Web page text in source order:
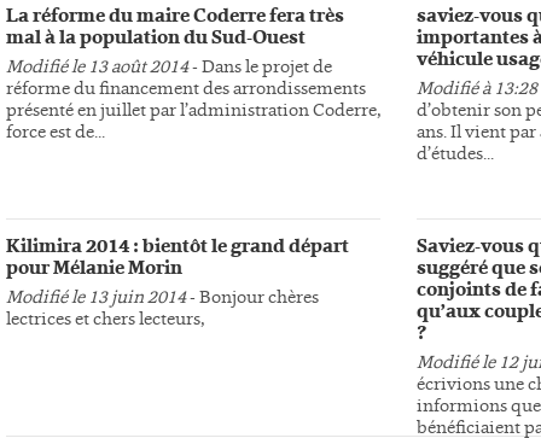
La réforme du maire Coderre fera très
mal à la population du Sud-Ouest
Modifié le 13 août 2014- Dans le projet de
réforme du financement des arrondissements
présenté en juillet par l’administration Coderre,
force est de...
Kilimira 2014 : bientôt le grand départ
pour Mélanie Morin
Modifié le 13 juin 2014- Bonjour chères
lectrices et chers lecteurs,
saviez-vous
importantes
véhicule
Modifié à 13:28
d’obtenir son
ans. Il vient
d’études...
Saviez-vous
suggéré que
conjoints de
qu’aux
?
Modifié le 12
écrivions une
informions
bénéficiaient